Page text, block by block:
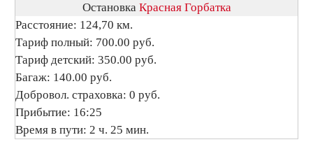
Остановка Красная Горбатка
Расстояние: 124,70 км.
Тариф полный: 700.00 руб.
Тариф детский: 350.00 руб.
Багаж: 140.00 руб.
Добровол. страховка: 0 руб.
Прибытие: 16:25
Время в пути: 2 ч. 25 мин.